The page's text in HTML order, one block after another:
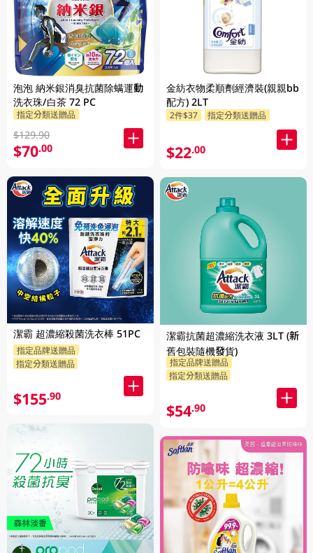
泡泡 納米銀消臭抗菌除螨運動
洗衣珠/白茶 72 PC
指定分類送贈品
$129.90
$70.00
潔霸 超濃縮殺菌洗衣棒 51PC
指定品牌送贈品
指定分類送贈品
$155.90
金紡衣物柔順劑經濟裝(親親bb
配方) 2LT
2件$37 指定分類送贈品
$22.00
潔霸抗菌超濃縮洗衣液 3LT (新
舊包裝隨機發貨)
指定品牌送贈品
指定分類送贈品
$54.90